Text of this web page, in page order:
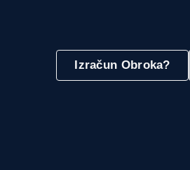
Izračun Obroka?